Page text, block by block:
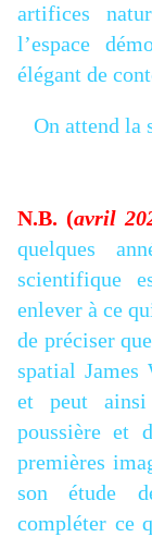
artifices
l’espace
élégant de
On attend la
N.B. (avril
quelques
scientifique
enlever à ce
de préciser
spatial
et peut ainsi
poussière et
premières
son étude
compléter ce